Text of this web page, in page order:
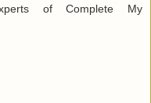
of Complete My